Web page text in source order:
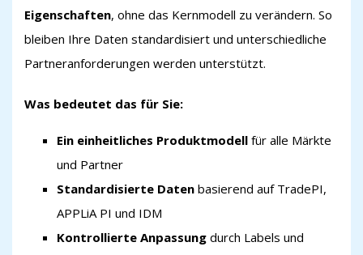
Eigenschaften, ohne das Kernmodell zu verändern. So
bleiben Ihre Daten standardisiert und unterschiedliche
Partneranforderungen werden unterstützt.
Was bedeutet das für Sie:
Ein einheitliches Produktmodell für alle Märkte
und Partner
Standardisierte Daten basierend auf TradePI,
APPLiA PI und IDM
Kontrollierte Anpassung durch Labels und